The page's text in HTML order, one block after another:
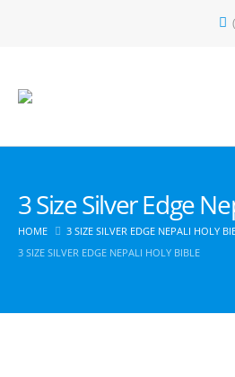
3 Size Silver Edge
HOME
3 SIZE SILVER EDGE NEPALI HOLY
3 SIZE SILVER EDGE NEPALI HOLY BIBLE